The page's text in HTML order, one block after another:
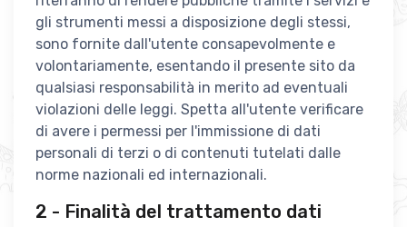
gli strumenti messi a disposizione degli stessi,
sono fornite dall'utente consapevolmente e
volontariamente, esentando il presente sito da
qualsiasi responsabilità in merito ad eventuali
violazioni delle leggi. Spetta all'utente verificare
di avere i permessi per l'immissione di dati
personali di terzi o di contenuti tutelati dalle
norme nazionali ed internazionali.
2 - Finalità del trattamento dati